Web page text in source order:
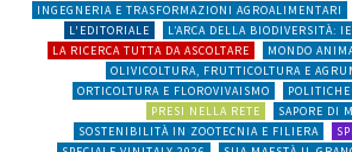
INGEGNERIA E TRASFORMAZIONI AGROALIMENTARI
L'EDITORIALE
L’ARCA DELLA BIODIVERSITÀ:
LA RICERCA TUTTA DA ASCOLTARE
MONDO
OLIVICOLTURA, FRUTTICOLTURA E
ORTICOLTURA E FLOROVIVAISMO
PRESI NELLA RETE
SAPORE DI
SOSTENIBILITÀ IN ZOOTECNIA E FILIERA